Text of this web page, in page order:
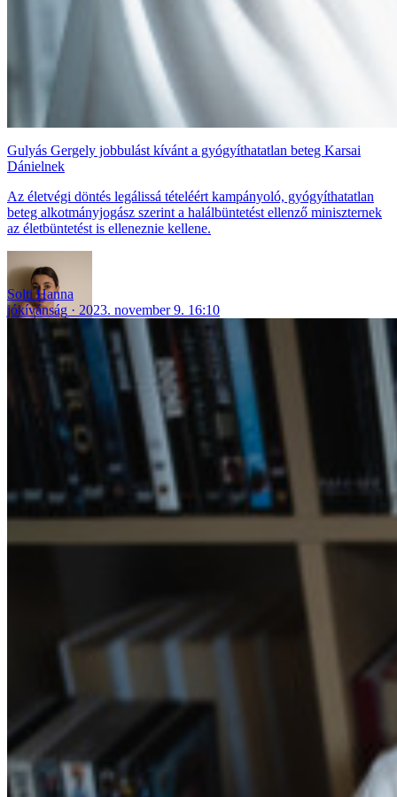
Gulyás Gergely jobbulást kívánt a gyógyíthatatlan beteg Karsai
Dánielnek
Az életvégi döntés legálissá tételéért kampányoló, gyógyíthatatlan
beteg alkotmányjogász szerint a halálbüntetést ellenző miniszternek
az életbüntetést is elleneznie kellene.
Solti Hanna
jókívánság
2023. november 9. 16:10